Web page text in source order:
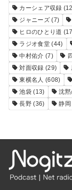
カーシェア収録
ジャニーズ(7)
ヒロのひとり道
ラジオ食堂(44)
中村佑介 (7)
対面収録 (29)
東横名人 (608)
池袋 (13) 沈黙
長野 (36) 静岡